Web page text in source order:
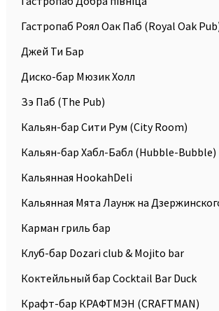
Гастропаб Роял Оак Паб (Royal Oak
Джей Ти Бар
Диско-бар Мюзик Холл
Зэ Паб (The Pub)
Кальян-бар Сити Рум (City Room)
Кальян-бар Хабл-Бабл (Hubble-Bubble)
Кальянная HookahDeli
Кальянная Мята Лаунж на
Карман гриль бар
Клуб-бар Dozari club & Mojito bar
Коктейльный бар Cocktail Bar Duck
Крафт-бар КРАФТМЭН (CRAFTMAN)